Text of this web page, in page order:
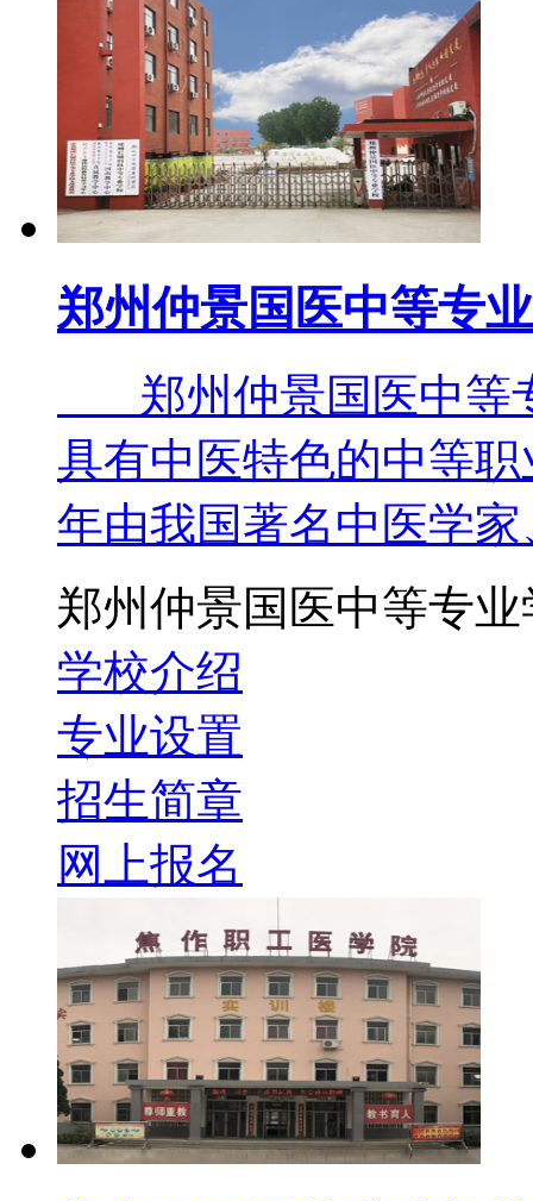
郑州仲景国医中等专
郑州仲景国医中等
具有中医特色的中等
年由我国著名中医学
郑州仲景国医中等专业
学校介绍
专业设置
招生简章
网上报名